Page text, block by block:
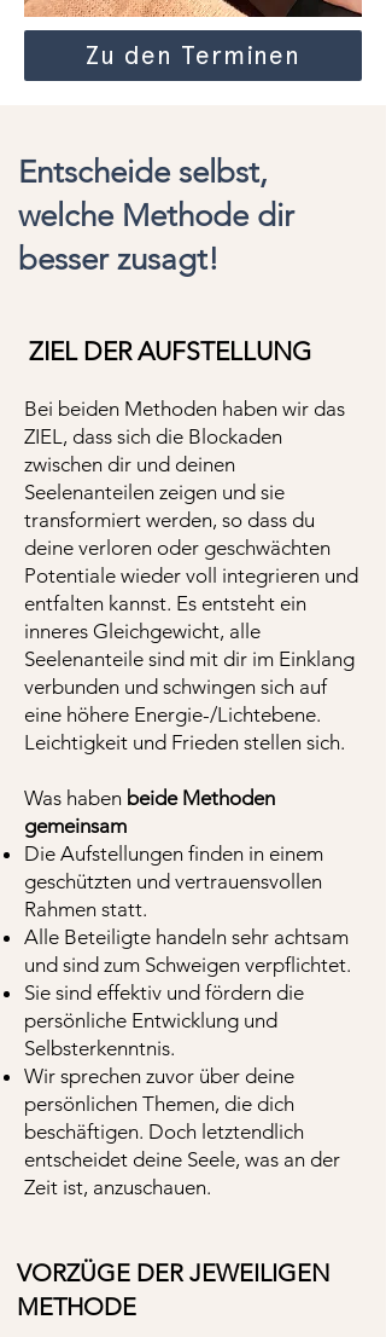
Zu den Terminen
Entscheide selbst,
welche Methode dir
besser zusagt!
ZIEL DER AUFSTELLUNG
Bei beiden Methoden haben wir das
ZIEL, dass sich die Blockaden
zwischen dir und deinen
Seelenanteilen zeigen und sie
transformiert werden, so dass du
deine verloren oder geschwächten
Potentiale wieder voll integrieren und
entfalten kannst. Es entsteht ein
inneres Gleichgewicht, alle
Seelenanteile sind mit dir im Einklang
verbunden und schwingen sich auf
eine höhere Energie-/Lichtebene.
Leichtigkeit und Frieden stellen sich.
Was haben beide Methoden
gemeinsam
Die Aufstellungen finden in einem
geschützten und vertrauensvollen
Rahmen statt.
Alle Beteiligte handeln sehr achtsam
und sind zum Schweigen verpflichtet.
Sie sind effektiv und fördern die
persönliche Entwicklung und
Selbsterkenntnis.
Wir sprechen zuvor über deine
persönlichen Themen, die dich
beschäftigen. Doch letztendlich
entscheidet deine Seele, was an der
Zeit ist, anzuschauen.
VORZÜGE DER JEWEILIGEN
METHODE